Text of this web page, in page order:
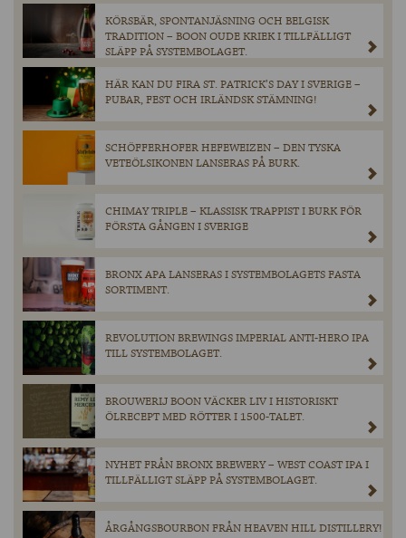
KÖRSBÄR, SPONTANJÄSNING OCH BELGISK
TRADITION – BOON OUDE KRIEK I TILLFÄLLIGT
SLÄPP PÅ SYSTEMBOLAGET.
HÄR KAN DU FIRA ST. PATRICK’S DAY I SVERIGE –
PUBAR, FEST OCH IRLÄNDSK STÄMNING!
SCHÖFFERHOFER HEFEWEIZEN – DEN TYSKA
VETEÖLSIKONEN LANSERAS PÅ BURK.
CHIMAY TRIPLE – KLASSISK TRAPPIST I BURK FÖR
FÖRSTA GÅNGEN I SVERIGE
BRONX APA LANSERAS I SYSTEMBOLAGETS FASTA
SORTIMENT.
REVOLUTION BREWINGS IMPERIAL ANTI-HERO IPA
TILL SYSTEMBOLAGET.
BROUWERIJ BOON VÄCKER LIV I HISTORISKT
ÖLRECEPT MED RÖTTER I 1500-TALET.
NYHET FRÅN BRONX BREWERY – WEST COAST IPA I
TILLFÄLLIGT SLÄPP PÅ SYSTEMBOLAGET.
ÅRGÅNGSBOURBON FRÅN HEAVEN HILL DISTILLERY!